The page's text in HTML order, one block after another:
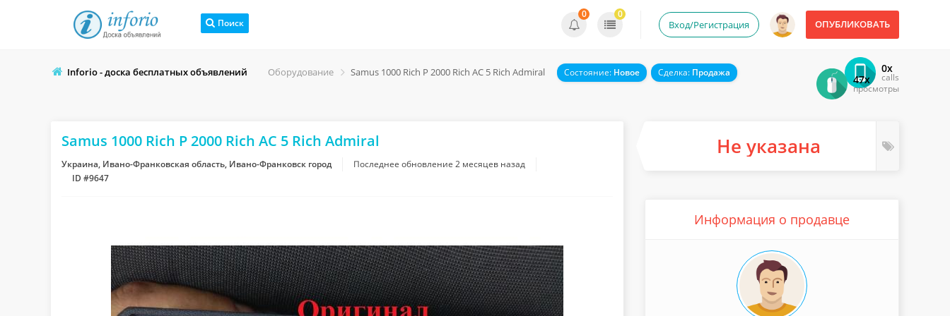
Поиск ОПУБЛИКОВАТЬ
Вход/Регистрация
0 0
Inforio - доска бесплатных объявлений Оборудование Samus 1000 Rich P 2000 Rich AC 5 Rich Admiral Состояние: Новое Сделка: Продажа 0x
calls
47x
просмотры
Samus 1000 Rich P 2000 Rich AC 5 Rich Admiral
Украина, Ивано-Франковская область, Ивано-Франковск город Последнее обновление 2 месяцев назад
ID #9647
Не указана
Информация о продавце